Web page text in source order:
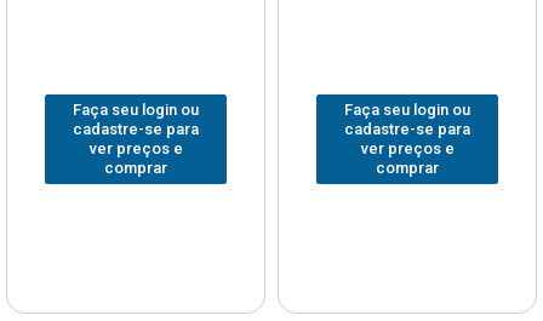
Faça seu login ou
cadastre-se para
ver preços e
comprar
Faça seu login ou
cadastre-se para
ver preços e
comprar